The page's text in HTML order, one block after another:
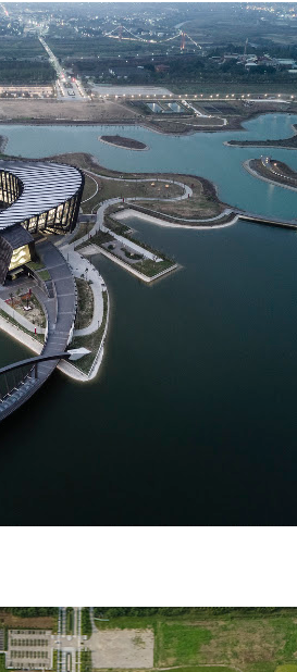
награды «Серебряная
в 2024 году. Концепция
стремились